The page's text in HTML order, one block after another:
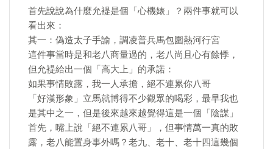
首先說說為什麼允褆是個「心機婊」？兩件事就可以
看出來：
其一：偽造太子手諭，調凌普兵馬包圍熱河行宮
這件事當時是和老八商量過的，老八尚且心有餘悸，
但允褆給出一個「高大上」的承諾：
如果事情敗露，我一人承擔，絕不連累你八哥
「好漢形象」立馬就博得不少觀眾的喝彩，最早我也
是其中之一，但是後來越來越覺得這是一個「陰謀」
首先，嘴上說「絕不連累八哥」，但事情萬一真的敗
露，老八能置身事外嗎？老九、老十、老十四這幾個